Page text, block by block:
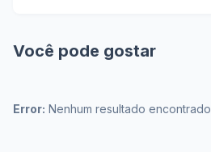
Você pode gostar
Error: Nenhum resultado encontrado